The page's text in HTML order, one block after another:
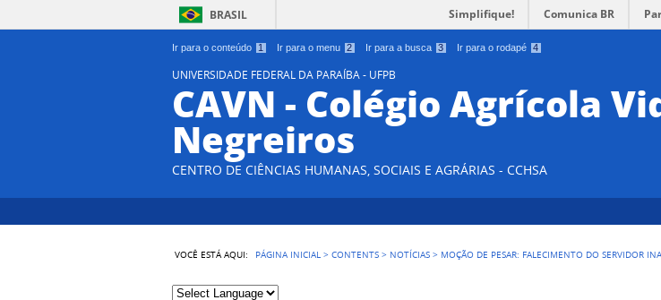
Ir para o conteúdo 1 Ir para o menu 2 Ir para a busca 3 Ir para o rodapé 4
BRASIL Simplifique! Comunica BR
UNIVERSIDADE FEDERAL DA PARAÍBA - UFPB
CAVN - Colégio Agrícola
Negreiros
CENTRO DE CIÊNCIAS HUMANAS, SOCIAIS E AGRÁRIAS - CCHSA
VOCÊ ESTÁ AQUI: PÁGINA INICIAL >CONTENTS > NOTÍCIAS > MOÇÃO DE PESAR: FALECIMENTO DO SERVIDOR